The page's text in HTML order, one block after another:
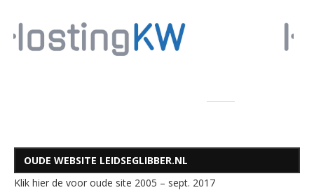
OUDE WEBSITE LEIDSEGLIBBER.NL
Klik hier de voor oude site 2005 – sept. 2017